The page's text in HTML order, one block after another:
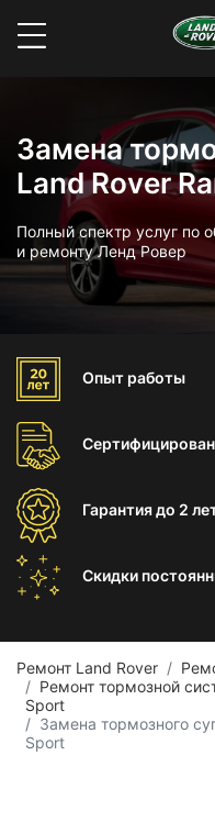
Замена
Land Rover
Полный спектр услуг по
и ремонту Ленд Ровер
Опыт работы
Гарантиядо 2
Скидки
Ремонт Land Rover
Ремонт тормозной
Sport
Замена тормозного
Sport